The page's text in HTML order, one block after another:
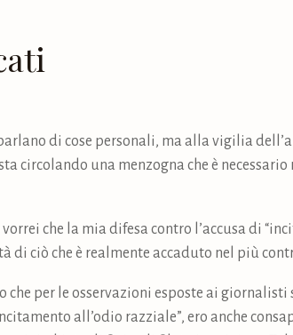
di cose personali, ma alla vigilia
circolando una menzogna che è
che la mia difesa contro l’accusa di
di ciò che è realmente accaduto nel più
che per le osservazioni esposte ai
all’odio razziale”, ero anche